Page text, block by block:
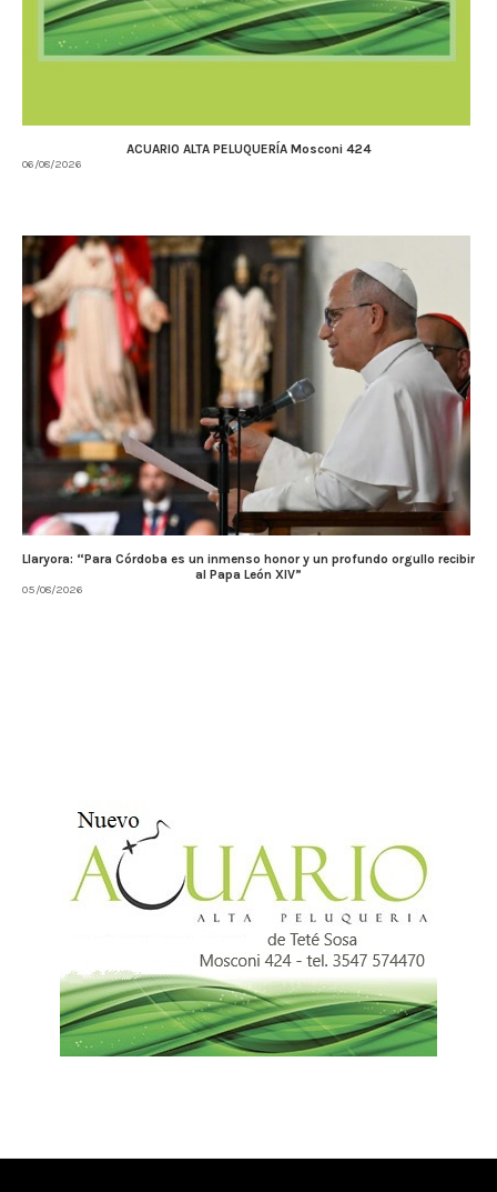
ACUARIO ALTA PELUQUERÍA Mosconi 424
06/08/2026
Llaryora: “Para Córdoba es un inmenso honor y un profundo orgullo recibir
al Papa León XIV”
05/08/2026